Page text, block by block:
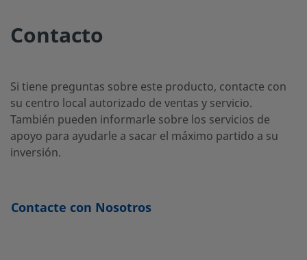
2F-
K4-2
SS-
60
-
Contacto
Si tiene preguntas sobre este producto, contacte con
su centro local autorizado de ventas y servicio.
También pueden informarle sobre los servicios de
apoyo para ayudarle a sacar el máximo partido a su
inversión.
Contacte con Nosotros